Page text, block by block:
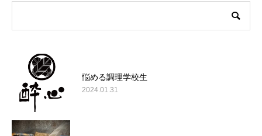
悩める調理学校生
2024.01.31